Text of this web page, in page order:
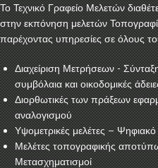
Το Τεχνικό Γραφείο Μελετών
στην εκπόνηση μελετών
παρέχοντας υπηρεσίες σε όλους
Διαχείριση Μετρήσεων -
συμβόλαια και οικοδομικές
Διορθωτικές των πράξεων
αναλογισμού
Υψομετρικές μελέτες –
Μελέτες τοπογραφικής
Μετασχηματισμοί